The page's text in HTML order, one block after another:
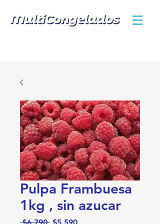
Pulpa Frambuesa
1kg , sin azucar
Precio Precio